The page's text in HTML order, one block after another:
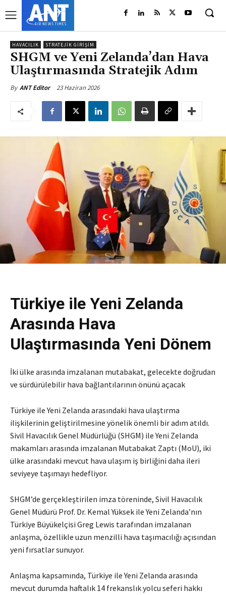
HAVACILIK STRATEJIK GIRIŞIM
SHGM ve Yeni Zelanda’dan Hava
Ulaştırmasında Stratejik Adım
By ANT Editor 23 Haziran 2026
Türkiye ile Yeni Zelanda
Arasında Hava
Ulaştırmasında Yeni Dönem
İki ülke arasında imzalanan mutabakat, gelecekte doğrudan
ve sürdürülebilir hava bağlantılarının önünü açacak
Türkiye ile Yeni Zelanda arasındaki hava ulaştırma
ilişkilerinin geliştirilmesine yönelik önemli bir adım atıldı.
Sivil Havacılık Genel Müdürlüğü (SHGM) ile Yeni Zelanda
makamları arasında imzalanan Mutabakat Zaptı (MoU), iki
ülke arasındaki mevcut hava ulaşım iş birliğini daha ileri
seviyeye taşımayı hedefliyor.
SHGM’de gerçekleştirilen imza töreninde, Sivil Havacılık
Genel Müdürü Prof. Dr. Kemal Yüksek ile Yeni Zelanda’nın
Türkiye Büyükelçisi Greg Lewis tarafından imzalanan
anlaşma, özellikle uzun menzilli hava taşımacılığı açısından
yeni fırsatlar sunuyor.
Anlaşma kapsamında, Türkiye ile Yeni Zelanda arasında
mevcut durumda haftalık 14 frekanslık yolcu seferi hakkı